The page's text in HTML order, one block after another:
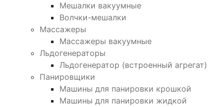
Мешалки вакуумные
Волчки-мешалки
Массажеры
Массажеры вакуумные
Льдогенераторы
Льдогенератор (встроенный агрегат)
Панировщики
Машины для панировки крошкой
Машины для панировки жидкой